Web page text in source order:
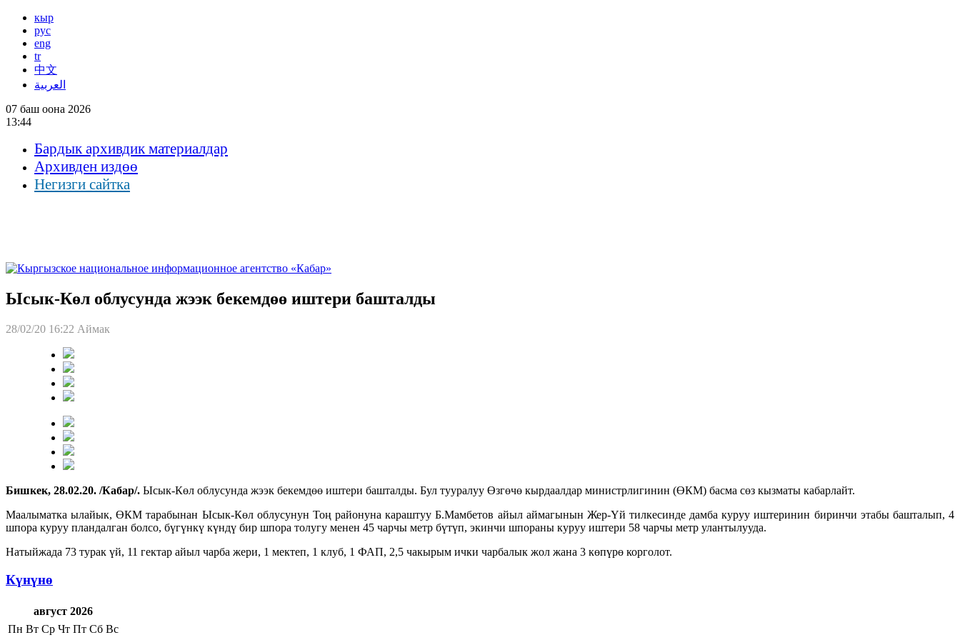
кыр
рус
eng
tr
中文
العربية
07 баш оона 2026
13:44
Бардык архивдик материалдар
Архивден издөө
Негизги сайтка
Ысык-Көл облусунда жээк бекемдөө иштери башталды
28/02/20 16:22 Аймак
Бишкек, 28.02.20. /Кабар/. Ысык-Көл облусунда жээк бекемдөө иштери башталды. Бул тууралуу Өзгөчө кырдаалдар министрлигинин (ӨКМ) басма сөз кызматы кабарлайт.
Маалыматка ылайык, ӨКМ тарабынан Ысык-Көл облусунун Тоң районуна караштуу Б.Мамбетов айыл аймагынын Жер-Үй тилкесинде дамба куруу иштеринин биринчи этабы башталып, 4
шпора куруу пландалган болсо, бүгүнкү күндү бир шпора толугу менен 45 чарчы метр бүтүп, экинчи шпораны куруу иштери 58 чарчы метр улантылууда.
Натыйжада 73 турак үй, 11 гектар айыл чарба жери, 1 мектеп, 1 клуб, 1 ФАП, 2,5 чакырым ички чарбалык жол жана 3 көпүрө корголот.
Күнүнө
август 2026
Пн Вт Ср Чт Пт Сб Вс